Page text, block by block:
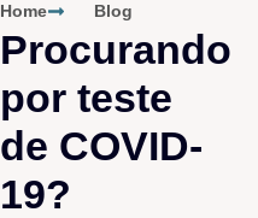
Home Blog
Procurando
por teste
de COVID-
19?